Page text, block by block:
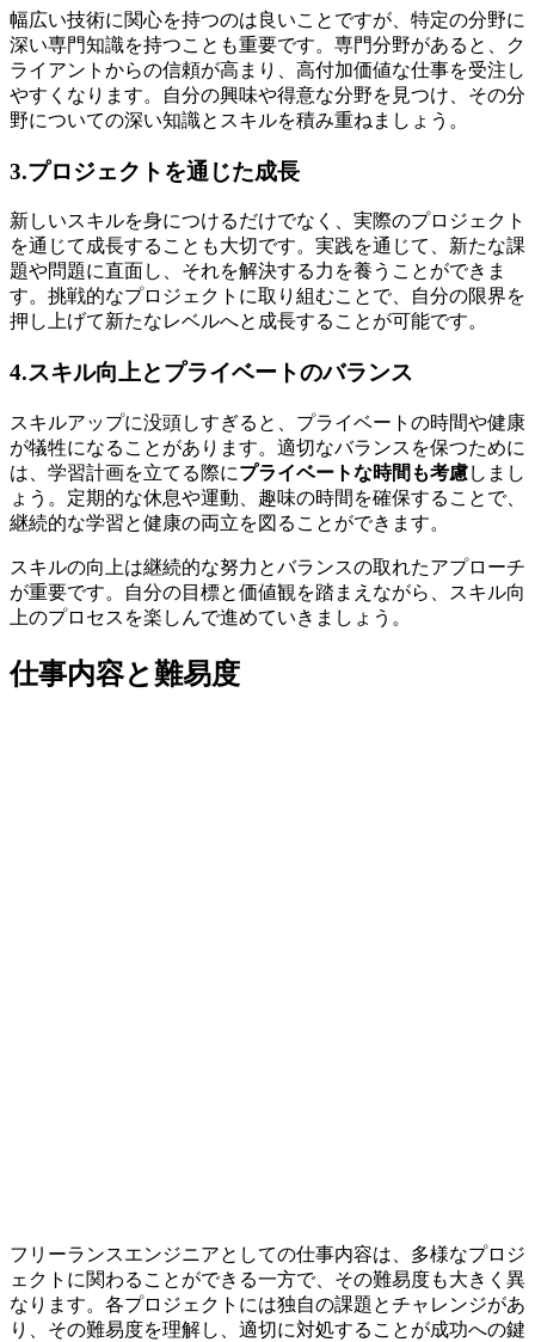
幅広い技術に関心を持つのは良いことですが、特定の分野に
深い専門知識を持つことも重要です。専門分野があると、
ク
ライアントからの信頼が高まり、高付加価値な仕事を受注し
やすくなります。
自分の興味や得意な分野を見つけ、その分
野についての深い知識とスキルを積み重ねましょう。
3.プロジェクトを通じた成長
新しいスキルを身につけるだけでなく、 実際のプロジェクト
を通じて成長することも大切です。実践を通じて、新たな課
題や問題に直面し、それを解決する力を養うことができま
す。挑戦的なプロジェクトに取り組むことで、自分の限界を
押し上げて新たなレベルへと成長することが可能です。
4.スキル向上とプライベートのバランス
スキルアップに没頭しすぎると、プライベートの時間や健康
が犠牲になることがあります。適切なバランスを保つために
は、学習計画を立てる際にプライベートな時間も考慮しまし
ょう。定期的な休息や運動、趣味の時間を確保することで、
継続的な学習と健康の両立を図ることができます。
スキルの向上は継続的な努力とバランスの取れたアプローチ
が重要です。自分の目標と価値観を踏まえながら、スキル向
上のプロセスを楽しんで進めていきましょう。
仕事内容と難易度
フリーランスエンジニアとしての仕事内容は、多様なプロジ
ェクトに関わることができる一方で、その難易度も大きく異
なります。各プロジェクトには独自の課題とチャレンジがあ
り、その難易度を理解し、適切に対処することが成功への鍵